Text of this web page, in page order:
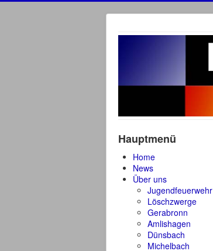
Hauptmenü
Home
News
Über uns
Jugendfeuerwehr
Löschzwerge
Gerabronn
Amlishagen
Dünsbach
Michelbach